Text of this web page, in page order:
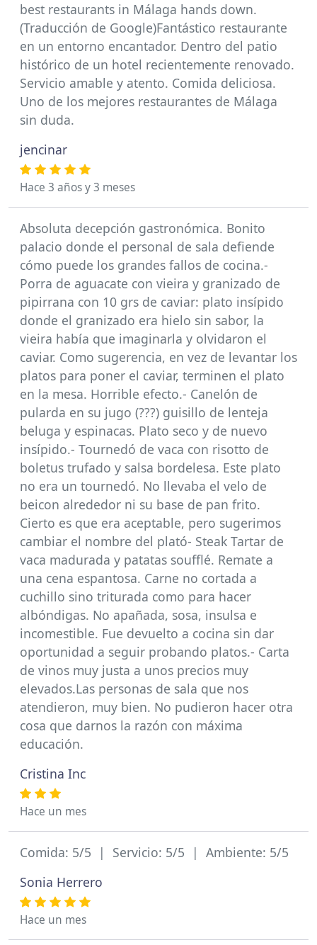
best restaurants in Málaga hands down.
(Traducción de Google)Fantástico restaurante
en un entorno encantador. Dentro del patio
histórico de un hotel recientemente renovado.
Servicio amable y atento. Comida deliciosa.
Uno de los mejores restaurantes de Málaga
sin duda.
jencinar
Hace 3 años y 3 meses
Absoluta decepción gastronómica. Bonito
palacio donde el personal de sala defiende
cómo puede los grandes fallos de cocina.-
Porra de aguacate con vieira y granizado de
pipirrana con 10 grs de caviar: plato insípido
donde el granizado era hielo sin sabor, la
vieira había que imaginarla y olvidaron el
caviar. Como sugerencia, en vez de levantar los
platos para poner el caviar, terminen el plato
en la mesa. Horrible efecto.- Canelón de
pularda en su jugo (???) guisillo de lenteja
beluga y espinacas. Plato seco y de nuevo
insípido.- Tournedó de vaca con risotto de
boletus trufado y salsa bordelesa. Este plato
no era un tournedó. No llevaba el velo de
beicon alrededor ni su base de pan frito.
Cierto es que era aceptable, pero sugerimos
cambiar el nombre del plató- Steak Tartar de
vaca madurada y patatas soufflé. Remate a
una cena espantosa. Carne no cortada a
cuchillo sino triturada como para hacer
albóndigas. No apañada, sosa, insulsa e
incomestible. Fue devuelto a cocina sin dar
oportunidad a seguir probando platos.- Carta
de vinos muy justa a unos precios muy
elevados.Las personas de sala que nos
atendieron, muy bien. No pudieron hacer otra
cosa que darnos la razón con máxima
educación.
Cristina Inc
Hace un mes
Comida: 5/5 | Servicio: 5/5 | Ambiente: 5/5
Sonia Herrero
Hace un mes